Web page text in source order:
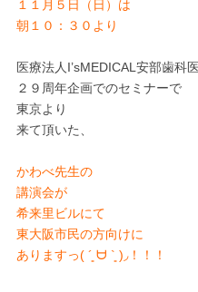
１１月５日（日）は
朝１０：３０より
医療法人I’sMEDICAL安部歯科
２９周年企画でのセミナーで
東京より
来て頂いた、
かわべ先生の
講演会が
希来里ビルにて
東大阪市民の方向けに
ありますっ( ´͈ ᗨ `͈ )◞！！！